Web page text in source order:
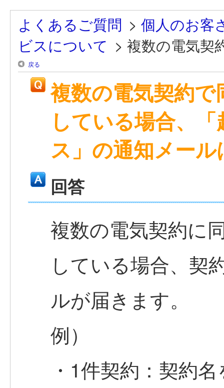
よくあるご質問 > 個人のお客
ビスについて > 複数の電気契
戻る
複数の電気契約
している場合、
ス」の通知メー
回答
複数の電気契約に
している場合、契
ルが届きます。
例）
・1件契約：契約